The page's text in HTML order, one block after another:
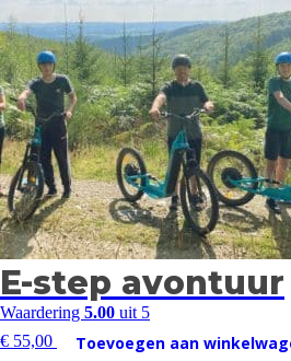
E-step avontuur
Waardering 5.00 uit 5
€ 55,00 Toevoegen aan